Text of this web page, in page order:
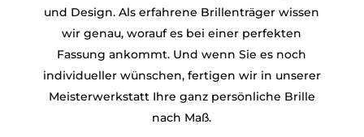
und Design. Als erfahrene Brillenträger wissen
wir genau, worauf es bei einer perfekten
Fassung ankommt. Und wenn Sie es noch
individueller wünschen, fertigen wir in unserer
Meisterwerkstatt Ihre ganz persönliche Brille
nach Maß.